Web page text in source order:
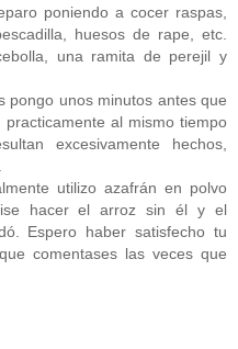
poniendo a cocer raspas,
huesos de rape, etc.
una ramita de perejil y
pongo unos minutos antes que
al mismo tiempo
excesivamente hechos,
utilizo azafrán en polvo
hacer el arroz sin él y el
Espero haber satisfecho tu
comentases las veces que